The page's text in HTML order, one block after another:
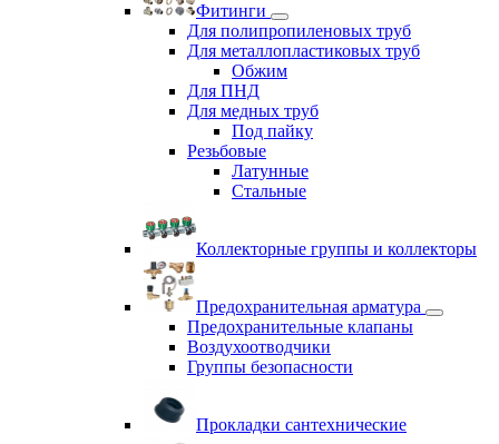
Фитинги
Для полипропиленовых труб
Для металлопластиковых труб
Обжим
Для ПНД
Для медных труб
Под пайку
Резьбовые
Латунные
Cтальные
Коллекторные группы и коллекторы
Предохранительная арматура
Предохранительные клапаны
Воздухоотводчики
Группы безопасности
Прокладки сантехнические